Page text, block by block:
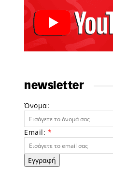
newsletter
Όνομα:
Email: *
Εγγραφή